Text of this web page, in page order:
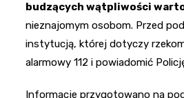
budzących wątpliwości
nieznajomym osobom. Przed
instytucją, której dotyczy
alarmowy 112 i powiadomić
Informacje przygotowano na